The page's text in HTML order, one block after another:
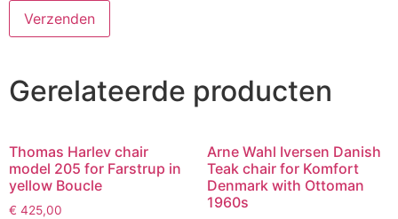
Gerelateerde producten
Thomas Harlev chair
model 205 for Farstrup in
yellow Boucle
€ 425,00
Arne Wahl Iversen Danish
Teak chair for Komfort
Denmark with Ottoman
1960s